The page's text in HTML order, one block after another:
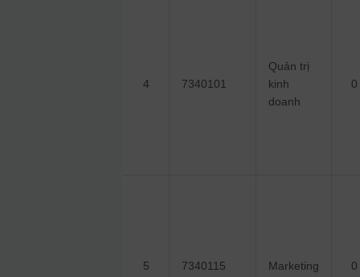
4 7340101
Quản trị
kinh
doanh
0
5 7340115 Marketing 0